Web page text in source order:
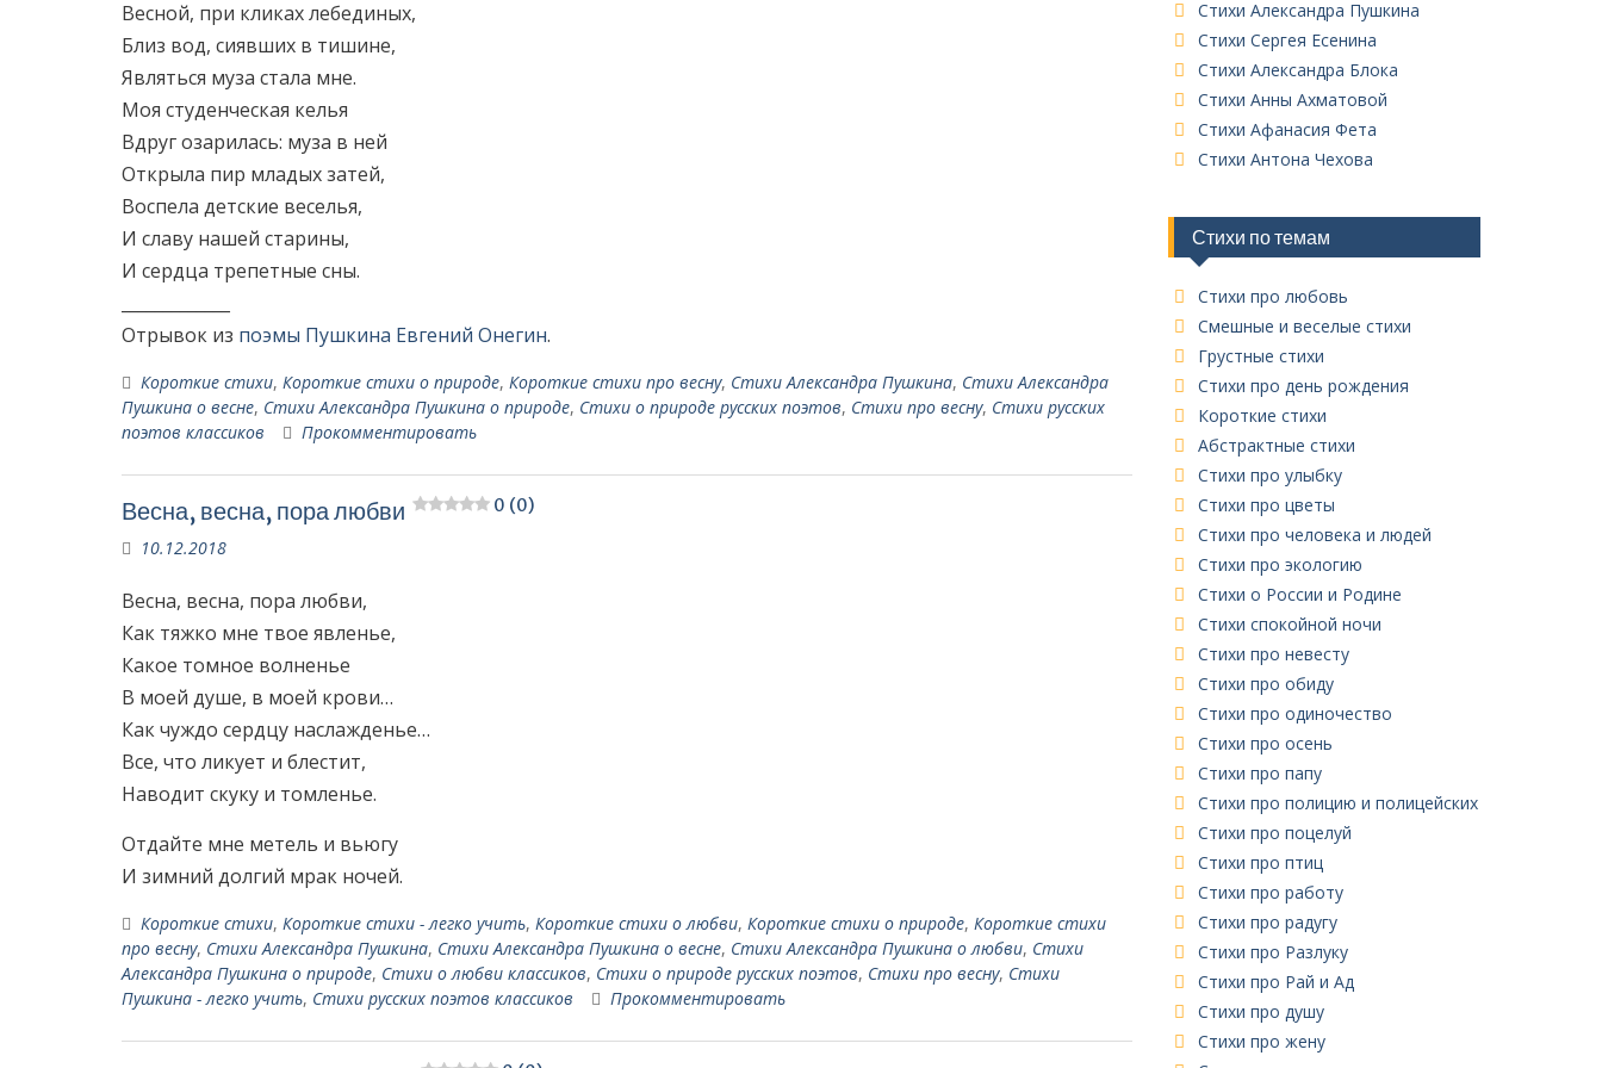
Весной, при кликах лебединых,
Близ вод, сиявших в тишине,
Являться муза стала мне.
Моя студенческая келья
Вдруг озарилась: муза в ней
Открыла пир младых затей,
Воспела детские веселья,
И славу нашей старины,
И сердца трепетные сны.
Отрывок из поэмы Пушкина Евгений Онегин.
Короткие стихи, Короткие стихи о природе, Короткие стихи про весну, Стихи Александра Пушкина, Стихи Александра
Пушкина о весне, Стихи Александра Пушкина о природе, Стихи о природе русских поэтов, Стихи про весну, Стихи русских
поэтов классиков
Прокомментировать
Весна, весна, пора любви 0 (0)
10.12.2018
Весна, весна, пора любви,
Как тяжко мне твое явленье,
Какое томное волненье
В моей душе, в моей крови…
Как чуждо сердцу наслажденье…
Все, что ликует и блестит,
Наводит скуку и томленье.
Отдайте мне метель и вьюгу
И зимний долгий мрак ночей.
Короткие стихи, Короткие стихи - легко учить, Короткие стихи о любви, Короткие стихи о природе, Короткие стихи
про весну, Стихи Александра Пушкина, Стихи Александра Пушкина о весне, Стихи Александра Пушкина о любви, Стихи
Александра Пушкина о природе, Стихи о любви классиков, Стихи о природе русских поэтов, Стихи про весну, Стихи
Пушкина - легко учить, Стихи русских поэтов классиков Прокомментировать
к
в
с
е
х
р
у
к
Стихи Александра Пушкина
Стихи Сергея Есенина
Стихи Александра Блока
Стихи Анны Ахматовой
Стихи Афанасия Фета
Стихи Антона Чехова
Стихи по темам
Стихи про любовь
Смешные и веселые стихи
Грустные стихи
Стихи про день рождения
Короткие стихи
Абстрактные стихи
Стихи про улыбку
Стихи про цветы
Стихи про человека и людей
Стихи про экологию
Стихи о России и Родине
Стихи спокойной ночи
Стихи про невесту
Стихи про обиду
Стихи про одиночество
Стихи про осень
Стихи про папу
Стихи про полицию и полицейских
Стихи про поцелуй
Стихи про птиц
Стихи про работу
Стихи про радугу
Стихи про Разлуку
Стихи про Рай и Ад
Стихи про душу
Стихи про жену